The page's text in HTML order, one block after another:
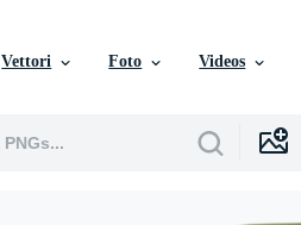
Vettori Foto Videos